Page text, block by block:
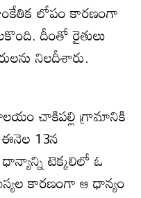
లోపం కారణంగా
దీంతో రైతులు
నిలదీశారు.
చాకిపల్లి గ్రామానికి
13న
టెక్కలిలో ఓ
కారణంగా ఆ ధాన్యం